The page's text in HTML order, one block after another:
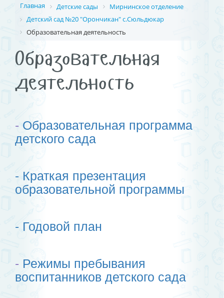
Главная Детские сады
Мирнинское отделение
Детский сад №20 "Орончикан" с.Сюльдюкар
Образовательная деятельность
Образовательная
деятельность
- Образовательная программа
детского сада
- Краткая презентация
образовательной программы
- Годовой план
- Режимы пребывания
воспитанников детского сада